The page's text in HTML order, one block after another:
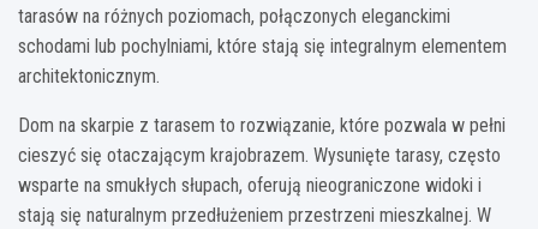
tarasów na różnych poziomach, połączonych eleganckimi
schodami lub pochylniami, które stają się integralnym elementem
architektonicznym.
Dom na skarpie z tarasem to rozwiązanie, które pozwala w pełni
cieszyć się otaczającym krajobrazem. Wysunięte tarasy, często
wsparte na smukłych słupach, oferują nieograniczone widoki i
stają się naturalnym przedłużeniem przestrzeni mieszkalnej. W